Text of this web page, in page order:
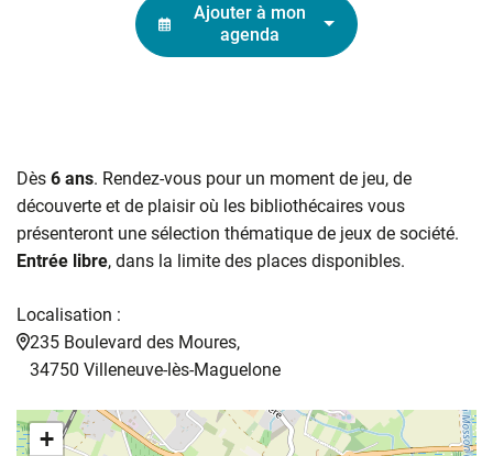
Ajouter à mon
agenda
Dès 6 ans. Rendez-vous pour un moment de jeu, de
découverte et de plaisir où les bibliothécaires vous
présenteront une sélection thématique de jeux de société.
Entrée libre, dans la limite des places disponibles.
Localisation :
235 Boulevard des Moures,
34750 Villeneuve-lès-Maguelone
+